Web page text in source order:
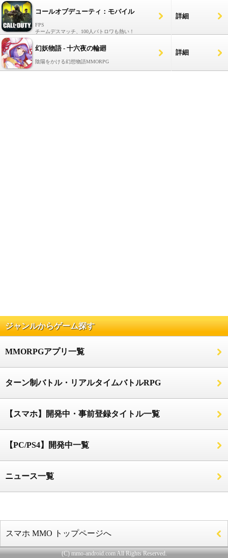
コールオブデューティ：モバイル
FPS
チームデスマッチ、100人バトロワも熱い！
詳細
幻妖物語 - 十六夜の輪廻
陰陽をかける幻想物語MMORPG
詳細
ジャンルからゲーム探す
MMORPGアプリ一覧
ターン制バトル・リアルタイムバトルRPG
【スマホ】開発中・事前登録タイトル一覧
【PC/PS4】開発中一覧
ニュース一覧
スマホ MMO トップページへ
(C) mmo-android.com All Rights Reserved.